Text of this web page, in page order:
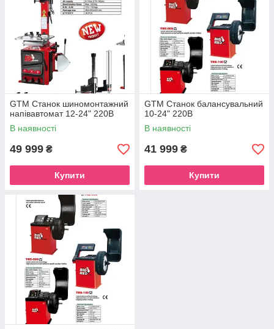
GTM Станок шиномонтажний
напівавтомат 12-24" 220В
В наявності
49 999 ₴
Купити
GTM Станок балансувальний
10-24" 220В
В наявності
41 999 ₴
Купити